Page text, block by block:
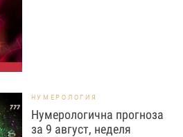
НУМЕРОЛОГИЯ
Нумерологична прогноза
за 9 август, неделя